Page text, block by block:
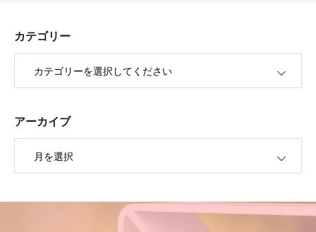
カテゴリー
アーカイブ